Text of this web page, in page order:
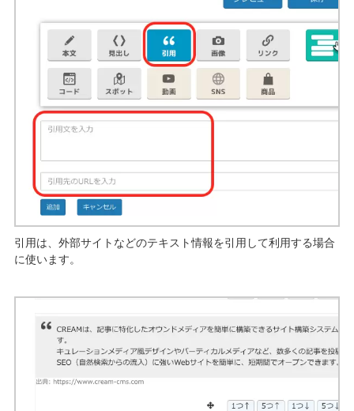
引用は、外部サイトなどのテキスト情報を引用して利用する場合
に使います。